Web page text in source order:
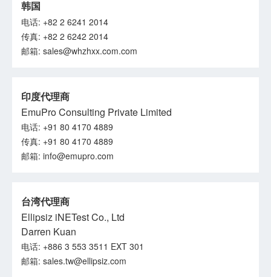
韩国
电话: +82 2 6241 2014
传真: +82 2 6242 2014
邮箱: sales@whzhxx.com.com
印度代理商
EmuPro Consulting Private Limited
电话: +91 80 4170 4889
传真: +91 80 4170 4889
邮箱: info@emupro.com
台湾代理商
Ellipsiz iNETest Co., Ltd
Darren Kuan
电话: +886 3 553 3511 EXT 301
邮箱: sales.tw@ellipsiz.com